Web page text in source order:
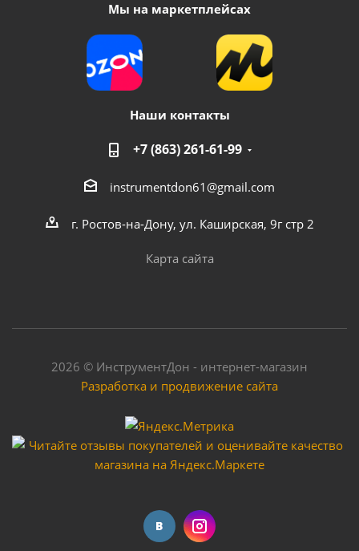
Мы на маркетплейсах
Наши контакты
+7 (863) 261-61-99
instrumentdon61@gmail.com
г. Ростов-на-Дону, ул. Каширская, 9г стр 2
Карта сайта
2026 © ИнструментДон - интернет-магазин
Разработка и продвижение сайта